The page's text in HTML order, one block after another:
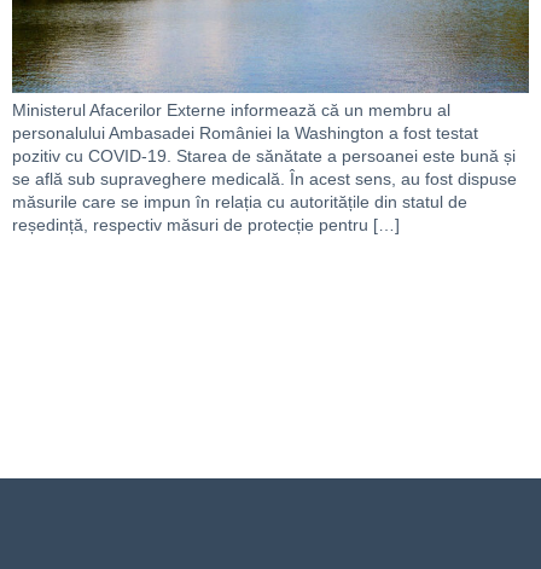
Ministerul Afacerilor Externe informează că un membru al
personalului Ambasadei României la Washington a fost testat
pozitiv cu COVID-19. Starea de sănătate a persoanei este bună și
se află sub supraveghere medicală. În acest sens, au fost dispuse
măsurile care se impun în relația cu autoritățile din statul de
reședință, respectiv măsuri de protecție pentru […]